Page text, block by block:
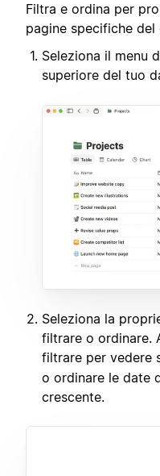
Filtra e ordina per
pagine specifiche
Seleziona il menu
superiore del tuo
Seleziona la
filtrare o ordinare.
filtrare per vedere
o ordinare le date
crescente.